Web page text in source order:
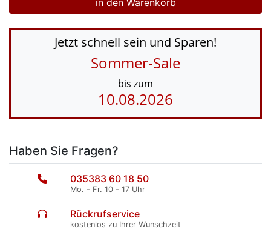
Jetzt schnell sein und Sparen!
Sommer-Sale
bis zum
10.08.2026
Haben Sie Fragen?
035383 60 18 50
Mo. - Fr. 10 - 17 Uhr
Rückrufservice
kostenlos zu Ihrer Wunschzeit